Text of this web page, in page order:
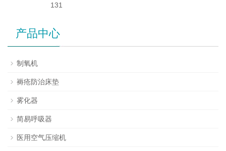
131
产品中心
制氧机
褥疮防治床垫
雾化器
简易呼吸器
医用空气压缩机